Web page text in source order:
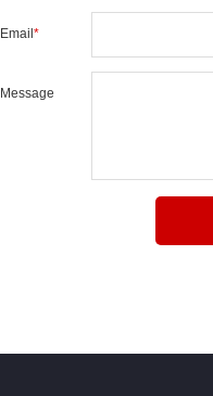
Email*
Message